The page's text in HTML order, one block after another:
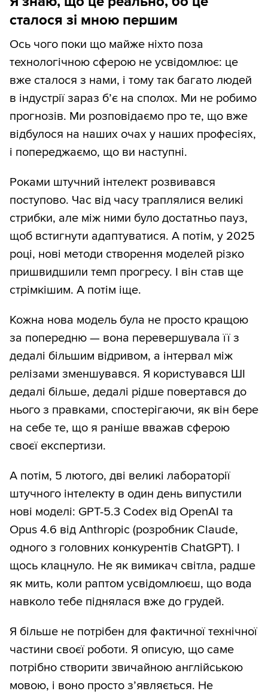
сталося зі мною першим
Ось чого поки що майже ніхто поза
технологічною сферою не усвідомлює: це
вже сталося з нами, і тому так багато людей
в індустрії зараз б’є на сполох. Ми не робимо
прогнозів. Ми розповідаємо про те, що вже
відбулося на наших очах у наших професіях,
і попереджаємо, що ви наступні.
Роками штучний інтелект розвивався
поступово. Час від часу траплялися великі
стрибки, але між ними було достатньо пауз,
щоб встигнути адаптуватися. А потім, у 2025
році, нові методи створення моделей різко
пришвидшили темп прогресу. І він став ще
стрімкішим. А потім іще.
Кожна нова модель була не просто кращою
за попередню — вона перевершувала її з
дедалі більшим відривом, а інтервал між
релізами зменшувався. Я користувався ШІ
дедалі більше, дедалі рідше повертався до
нього з правками, спостерігаючи, як він бере
на себе те, що я раніше вважав сферою
своєї експертизи.
А потім, 5 лютого, дві великі лабораторії
штучного інтелекту в один день випустили
нові моделі: GPT-5.3 Codex від OpenAI та
Opus 4.6 від Anthropic (розробник Claude,
одного з головних конкурентів ChatGPT). І
щось клацнуло. Не як вимикач світла, радше
як мить, коли раптом усвідомлюєш, що вода
навколо тебе піднялася вже до грудей.
Я більше не потрібен для фактичної технічної
частини своєї роботи. Я описую, що саме
потрібно створити звичайною англійською
мовою, і воно просто з’являється. Не